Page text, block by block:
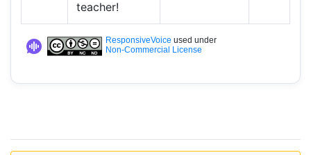
teacher!
ResponsiveVoice used under
Non-Commercial License